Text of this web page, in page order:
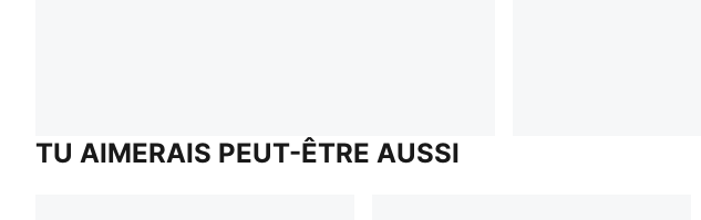
TU AIMERAIS PEUT-ÊTRE AUSSI